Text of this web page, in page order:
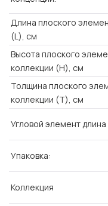
Длина плоского
(L), см
Высота плоского
коллекции (H), см
Толщина плоского
коллекции (T), см
Угловой элемент
Упаковка:
Коллекция